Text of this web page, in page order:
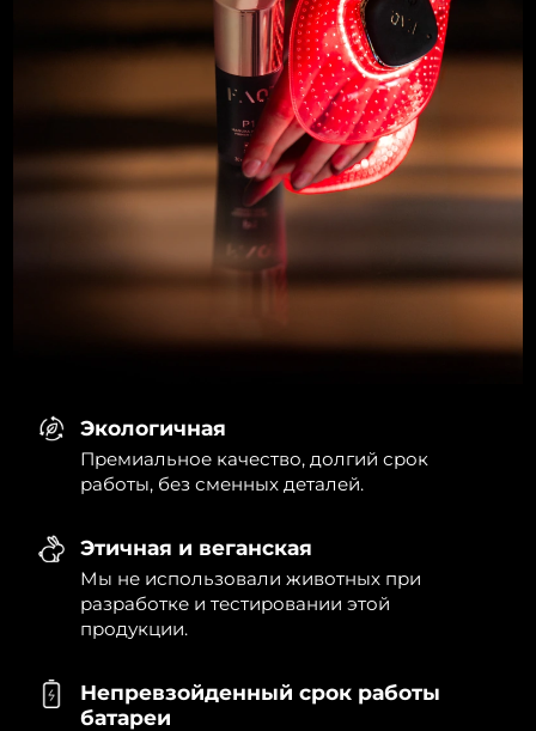
Экологичная
Премиальное качество, долгий срок
работы, без сменных деталей.
Этичная и веганская
Мы не использовали животных при
разработке и тестировании этой
продукции.
Непревзойденный срок работы
батареи